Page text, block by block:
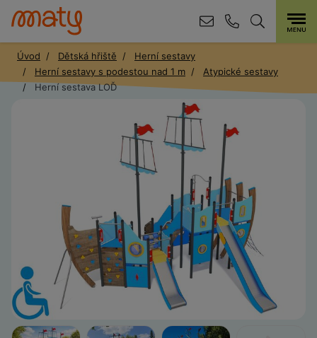
Úvod Dětská hřiště
Herní sestavy
Herní sestavy s podestou nad 1 m
Atypické sestavy
Herní sestava LOĎ